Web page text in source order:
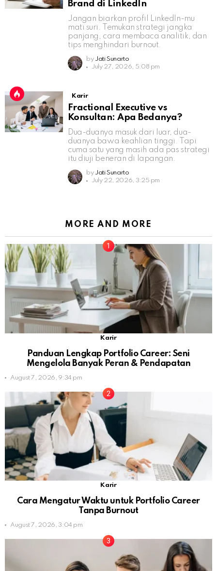
Brand di LinkedIn
Jangan biarkan profil LinkedIn-mu
mati suri. Temukan strategi jangka
panjang, cara membaca analitik, dan
tips menghindari burnout.
by Jati Sunarto
July 27, 2026, 5:08 pm
Karir
Fractional Executive vs
Konsultan: Apa Bedanya?
Dua-duanya masuk dari luar, dua-
duanya bawa keahlian tinggi. Tapi
cuma satu yang masih ada pas strategi
itu diuji beneran di lapangan.
by Jati Sunarto
July 22, 2026, 3:25 pm
MORE AND MORE
Karir
Panduan Lengkap Portfolio Career: Seni
Mengelola Banyak Peran & Pendapatan
August 7, 2026, 9:34 pm
Karir
Cara Mengatur Waktu untuk Portfolio Career
Tanpa Burnout
August 7, 2026, 3:04 pm